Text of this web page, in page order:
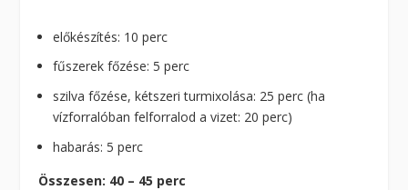
előkészítés: 10 perc
fűszerek főzése: 5 perc
szilva főzése, kétszeri turmixolása: 25 perc (ha
vízforralóban felforralod a vizet: 20 perc)
habarás: 5 perc
Összesen: 40 – 45 perc